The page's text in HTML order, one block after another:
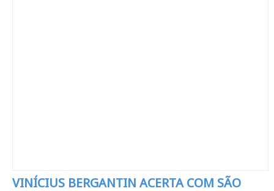
VINÍCIUS BERGANTIN ACERTA COM SÃO